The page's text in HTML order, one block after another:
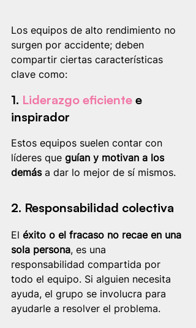
Los equipos de alto rendimiento no
surgen por accidente; deben
compartir ciertas características
clave como:
1. Liderazgo eficiente e
inspirador
Estos equipos suelen contar con
líderes que guían y motivan a los
demás a dar lo mejor de sí mismos.
2. Responsabilidad colectiva
El éxito o el fracaso no recae en una
sola persona, es una
responsabilidad compartida por
todo el equipo. Si alguien necesita
ayuda, el grupo se involucra para
ayudarle a resolver el problema.